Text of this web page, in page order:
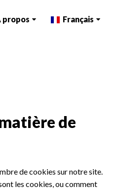
propos Français
de
de cookies sur notre site.
les cookies, ou comment